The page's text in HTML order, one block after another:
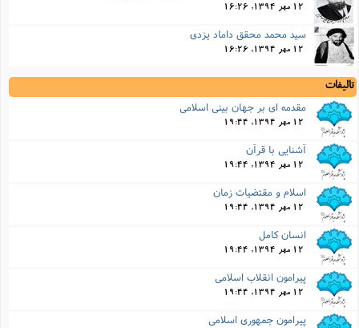
12 مهر 1394, 16:26
سید محمد محقق داماد یزدی
12 مهر 1394, 16:26
تالیفات
مقدمه اى بر جهان بینى اسلامى
12 مهر 1394, 19:44
آشنایى با قرآن
12 مهر 1394, 19:44
اسلام و مقتضیات زمان
12 مهر 1394, 19:44
انسان کامل
12 مهر 1394, 19:44
پیرامون انقلاب اسلامى
12 مهر 1394, 19:44
پیرامون جمهورى اسلامى